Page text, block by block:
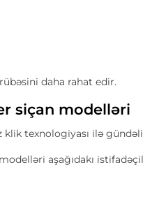
daha rahat edir.
siçan modelləri
texnologiyası ilə
aşağıdakı